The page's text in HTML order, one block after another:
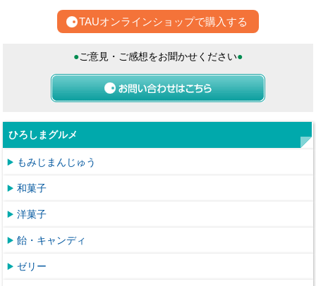
TAUオンラインショップで購入する
●ご意見・ご感想をお聞かせください●
ひろしまグルメ
もみじまんじゅう
和菓子
洋菓子
飴・キャンディ
ゼリー